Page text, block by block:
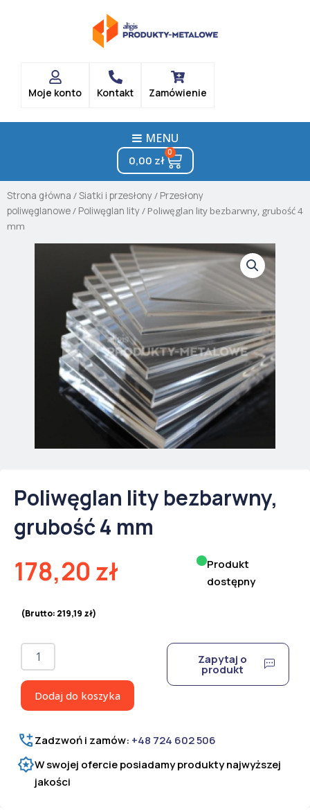
Moje konto Kontakt Zamówienie
MENU
0,00 zł
0
Cart
Strona główna /Siatki i przesłony/ Przesłony
poliwęglanowe/ Poliwęglan lity/ Poliwęglan lity bezbarwny, grubość 4
mm
Poliwęglan lity bezbarwny,
grubość 4 mm
178,20 zł
(Brutto: 219,19 zł)
Produkt
dostępny
ilość
Poliwęglan
bezbarwny,
grubość
mm
Dodaj do koszyka
Zapytaj o
produkt
Zadzwoń i zamów: +48 724 602 506
W swojej ofercie posiadamy produkty najwyższej
jakości